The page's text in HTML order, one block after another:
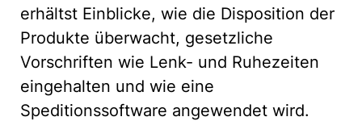
erhältst Einblicke, wie die Disposition der
Produkte überwacht, gesetzliche
Vorschriften wie Lenk- und Ruhezeiten
eingehalten und wie eine
Speditionssoftware angewendet wird.